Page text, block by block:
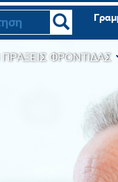
ΠΡΑΞΕΙΣ ΦΡΟΝΤΙΔΑΣ